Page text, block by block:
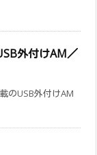
外付けAM／
のUSB外付けAM